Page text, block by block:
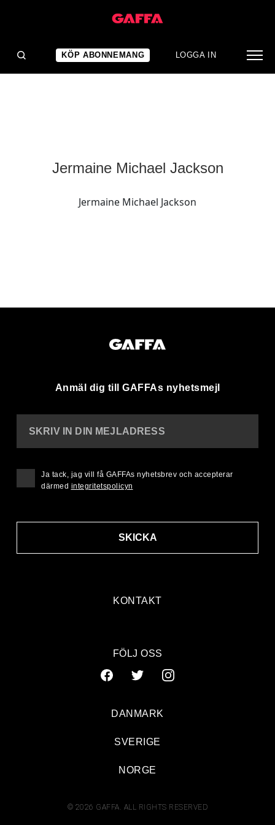
KÖP ABONNEMANG LOGGA IN
Jermaine Michael Jackson
Jermaine Michael Jackson
Anmäl dig till GAFFAs nyhetsmejl
KONTAKT
SKRIV IN DIN MEJLADRESS
SKICKA
Ja tack, jag vill få GAFFAs nyhetsbrev och accepterar
därmed integritetspolicyn
FÖLJ OSS
© 2026 GAFFA. ALL RIGHTS RESERVED
DANMARK
SVERIGE
NORGE